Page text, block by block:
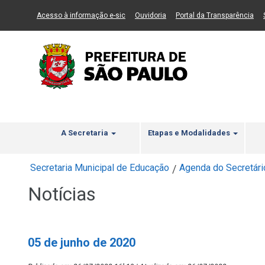
Ir ao Conteúdo Ir para menu principal 2 Ir para busca
Acesso à informação e-sic(Link para um novo sítio)
Ouvidoria (Link para um novo sítio)
Portal da Transparência
A Secretaria Etapas e Modalidades
Secretaria Municipal de Educação / Agenda do
Notícias
05 de junho de 2020